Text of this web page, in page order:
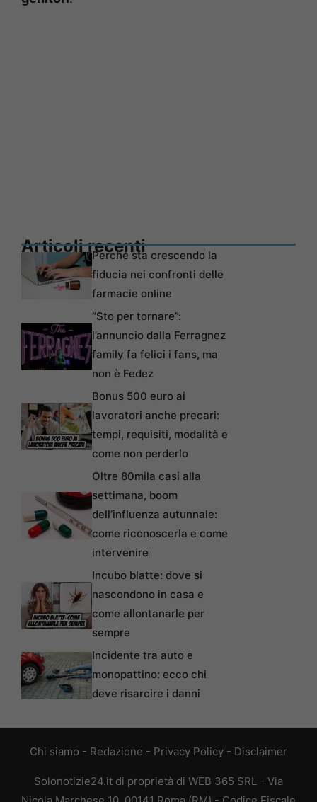
Articoli recentiPerché sta crescendo la
fiducia nei confronti delle
farmacie online
“Sto per tornare”:
l’annuncio dalla Ferragnez
family fa felici i fans, ma
non è Fedez
Bonus 500 euro ai
lavoratori anche precari:
tempi, requisiti, modalità e
come non perderlo
Oltre 80mila casi alla
settimana, boom
dell’influenza autunnale:
come riconoscerla e come
intervenire
Incubo blatte: dove si
nascondono in casa e
come allontanarle per
sempre
Incidente tra auto e
monopattino: ecco chi
deve risarcire i danni
Chi siamo - Redazione - Privacy Policy - Disclaimer
Solonotizie24.it di proprietà di WEB 365 SRL - Via